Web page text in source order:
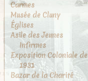
Carmes
Musée de Cluny
Églises
Asile des Jeunes
Infirmes
Exposition Coloniale de
1931
Bazar de la Charité